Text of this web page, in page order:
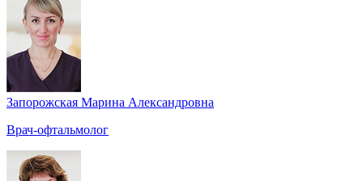
Запорожская Марина Александровна
Врач-офтальмолог